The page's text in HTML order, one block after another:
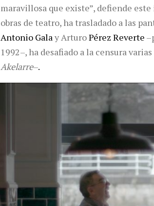
maravillosa que existe”, defiende
obras de teatro, ha trasladado a las
Antonio Galay ArturoPérez Reverte
1992–, ha desafiado a la censura
Akelarre–.